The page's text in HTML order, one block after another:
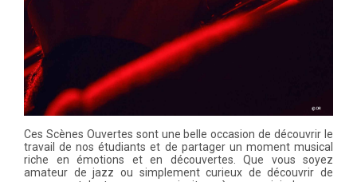
Ces Scènes Ouvertes sont une belle occasion de découvrir le
travail de nos étudiants et de partager un moment musical
riche en émotions et en découvertes. Que vous soyez
amateur de jazz ou simplement curieux de découvrir de